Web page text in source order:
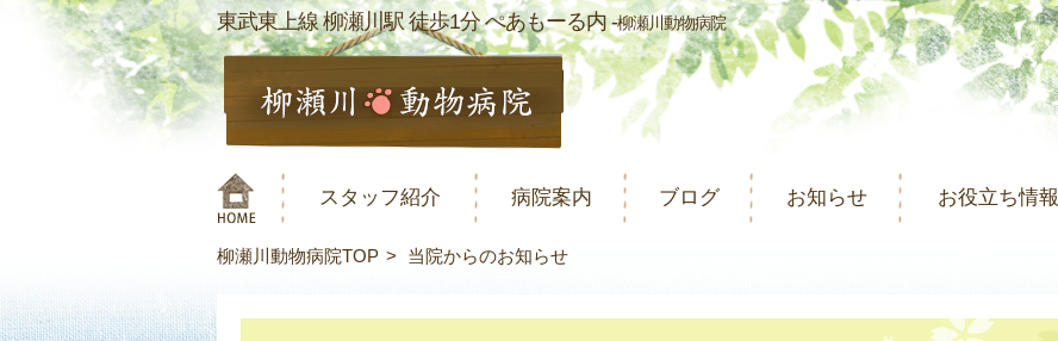
東武東上線 柳瀬川駅 徒歩1分 ぺあもーる内 -柳瀬川動物病院
スタッフ紹介 病院案内 ブログ お知らせ お役立ち情報
柳瀬川動物病院TOP 当院からのお知らせ